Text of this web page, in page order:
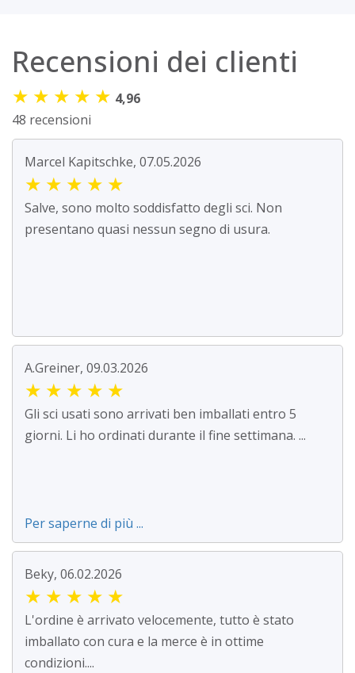
Recensioni dei clienti
★ ★ ★ ★ ★ 4,96
48 recensioni
Marcel Kapitschke, 07.05.2026
★ ★ ★ ★ ★
Salve, sono molto soddisfatto degli sci. Non
presentano quasi nessun segno di usura.
A.Greiner, 09.03.2026
★ ★ ★ ★ ★
Gli sci usati sono arrivati ben imballati entro 5
giorni. Li ho ordinati durante il fine settimana. ...
Per saperne di più ...
Beky, 06.02.2026
★ ★ ★ ★ ★
L'ordine è arrivato velocemente, tutto è stato
imballato con cura e la merce è in ottime
condizioni....